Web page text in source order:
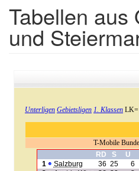
Tabellen aus
und